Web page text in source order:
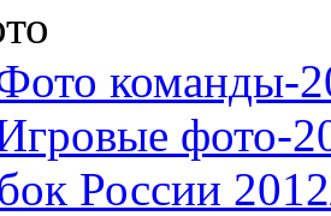
команды-
фото-
России